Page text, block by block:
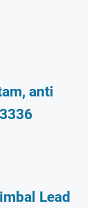
anti
Lead